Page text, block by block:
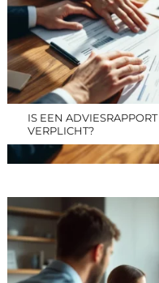
IS EEN
VERPLICHT?